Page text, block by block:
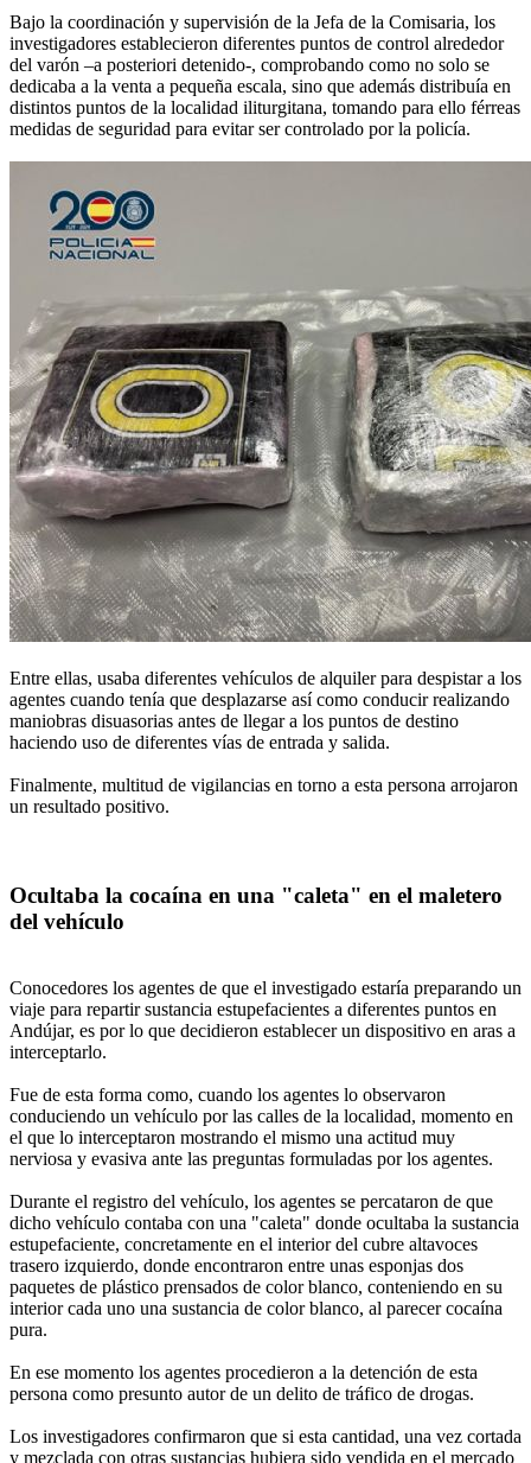
Bajo la coordinación y supervisión de la Jefa de la Comisaria, los
investigadores establecieron diferentes puntos de control alrededor
del varón –a posteriori detenido-, comprobando como no solo se
dedicaba a la venta a pequeña escala, sino que además distribuía en
distintos puntos de la localidad iliturgitana, tomando para ello férreas
medidas de seguridad para evitar ser controlado por la policía.
Entre ellas, usaba diferentes vehículos de alquiler para despistar a los
agentes cuando tenía que desplazarse así como conducir realizando
maniobras disuasorias antes de llegar a los puntos de destino
haciendo uso de diferentes vías de entrada y salida.
Finalmente, multitud de vigilancias en torno a esta persona arrojaron
un resultado positivo.
Ocultaba la cocaína en una "caleta" en el maletero
del vehículo
Conocedores los agentes de que el investigado estaría preparando un
viaje para repartir sustancia estupefacientes a diferentes puntos en
Andújar, es por lo que decidieron establecer un dispositivo en aras a
interceptarlo.
Fue de esta forma como, cuando los agentes lo observaron
conduciendo un vehículo por las calles de la localidad, momento en
el que lo interceptaron mostrando el mismo una actitud muy
nerviosa y evasiva ante las preguntas formuladas por los agentes.
Durante el registro del vehículo, los agentes se percataron de que
dicho vehículo contaba con una "caleta" donde ocultaba la sustancia
estupefaciente, concretamente en el interior del cubre altavoces
trasero izquierdo, donde encontraron entre unas esponjas dos
paquetes de plástico prensados de color blanco, conteniendo en su
interior cada uno una sustancia de color blanco, al parecer cocaína
pura.
En ese momento los agentes procedieron a la detención de esta
persona como presunto autor de un delito de tráfico de drogas.
Los investigadores confirmaron que si esta cantidad, una vez cortada
y mezclada con otras sustancias hubiera sido vendida en el mercado